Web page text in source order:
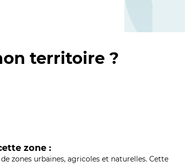
territoire ?
zone :
zones urbaines, agricoles et naturelles. Cette